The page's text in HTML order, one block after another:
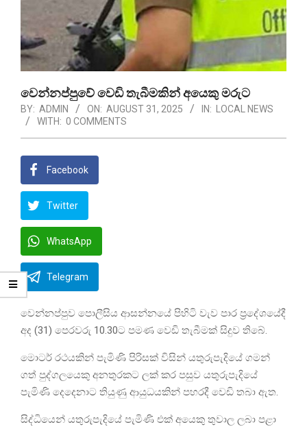
වෙන්නප්පුවේ වෙඩි තැබීමකින් අයෙකු මරුට
BY: ADMIN ON: AUGUST 31, 2025 IN:
LOCAL NEWS
WITH: 0 COMMENTS
Facebook
Twitter
WhatsApp
Telegram
වෙන්නප්පුව පොලීසිය ආසන්නයේ පිහිටි වැව පාර ප්‍රදේශයේදී
අද (31) පෙරවරු 10.30ට පමණ වෙඩි තැබීමක් සිදුව තිබේ.
මොටර් රථයකින් පැමිණි පිරිසක් විසින් යතුරුපැදියේ ගමන්
ගත් පුද්ගලයෙකු අනතුරකට ලක් කර පසුව යතුරුපැදියේ
පැමිණි දෙදෙනාට තියුණු ආයුධයකින් පහරදී වෙඩි තබා ඇත.
සිද්ධියෙන් යතුරුපැදියේ පැමිණි එක් අයෙකු තුවාල ලබා පළා